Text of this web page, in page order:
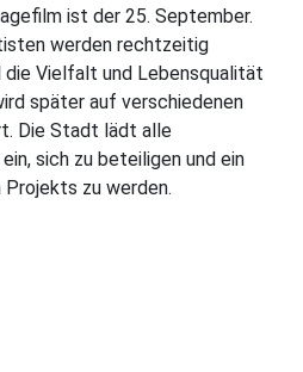
ist der 25. September.
werden rechtzeitig
Vielfalt und Lebensqualität
später auf verschiedenen
Die Stadt lädt alle
sich zu beteiligen und ein
zu werden.